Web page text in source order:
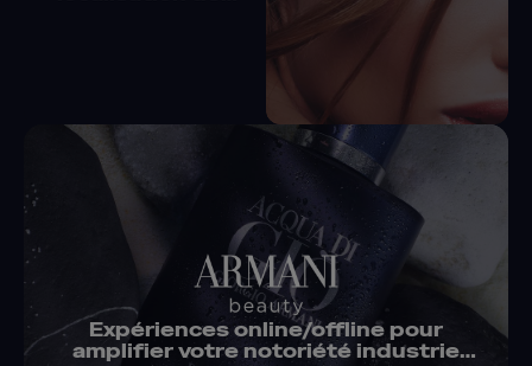
USA booste son
Expériences online/offline pour
amplifier votre notoriété industrie